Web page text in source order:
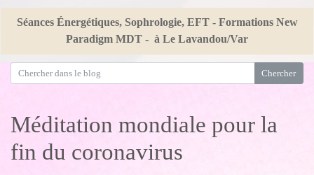
Séances Énergétiques, Sophrologie, EFT - Formations New
Paradigm MDT - à Le Lavandou/Var
Méditation mondiale pour la
fin du coronavirus